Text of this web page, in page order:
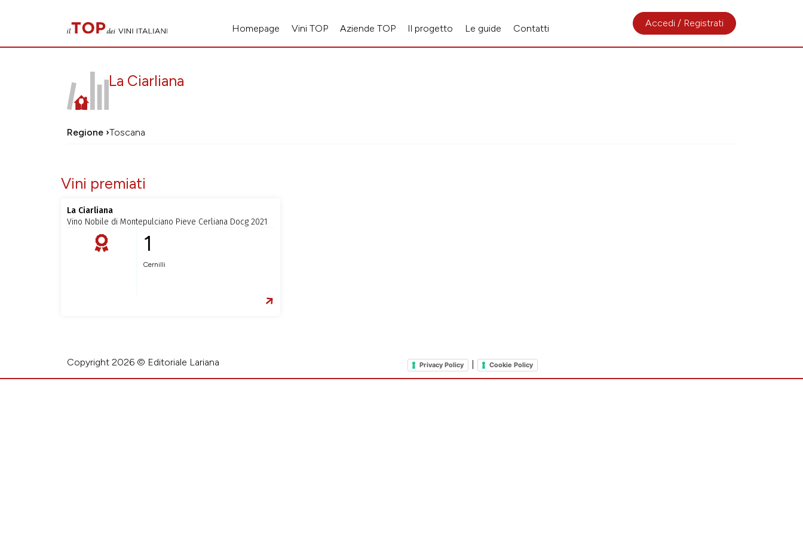
Homepage Vini TOP Aziende TOP Il progetto Le guide Contatti Accedi / Registrati
La Ciarliana
Regione ›Toscana
Vini premiati
La Ciarliana
Vino Nobile di Montepulciano Pieve Cerliana Docg 2021
1
Cernilli
Copyright 2026 © Editoriale Lariana Privacy Policy Cookie Policy